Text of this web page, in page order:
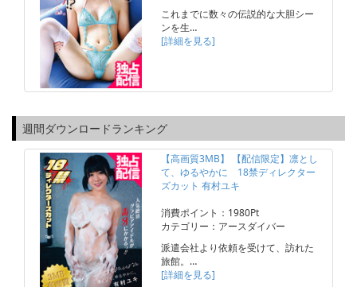
これまでに数々の伝説的な大胆シー
ンを生…
[詳細を見る]
週間ダウンロードランキング
【高画質3MB】 【配信限定】凛とし
て、ゆるやかに 18禁ディレクター
ズカット 有村ユキ
消費ポイント：1980Pt
カテゴリー：アースダイバー
派遣会社より依頼を受けて、訪れた
旅館。…
[詳細を見る]